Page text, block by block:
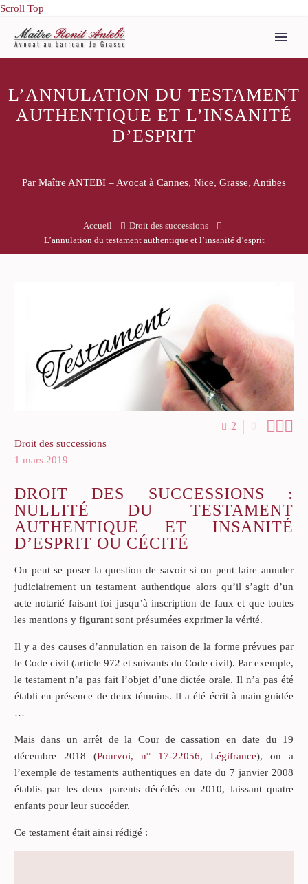
Scroll Top
L’ANNULATION DU TESTAMENT
AUTHENTIQUE ET L’INSANITÉ
D’ESPRIT
Par Maître ANTEBI – Avocat à Cannes, Nice, Grasse, Antibes
Accueil
Droit des successions
L’annulation du testament authentique et l’insanité d’esprit
2 0 
Droit des successions
1 mars 2019
DROIT DES SUCCESSIONS :
NULLITÉ DU TESTAMENT
AUTHENTIQUE ET INSANITÉ
D’ESPRIT OU CÉCITÉ
On peut se poser la question de savoir si on peut faire annuler
judiciairement un testament authentique alors qu’il s’agit d’un
acte notarié faisant foi jusqu’à inscription de faux et que toutes
les mentions y figurant sont présumées exprimer la vérité.
Il y a des causes d’annulation en raison de la forme prévues par
le Code civil (article 972 et suivants du Code civil). Par exemple,
le testament n’a pas fait l’objet d’une dictée orale. Il n’a pas été
établi en présence de deux témoins. Il a été écrit à main guidée
…
Mais dans un arrêt de la Cour de cassation en date du 19
décembre 2018 (Pourvoi, n° 17-22056, Légifrance), on a
l’exemple de testaments authentiques en date du 7 janvier 2008
établis par les deux parents décédés en 2010, laissant quatre
enfants pour leur succéder.
Ce testament était ainsi rédigé :